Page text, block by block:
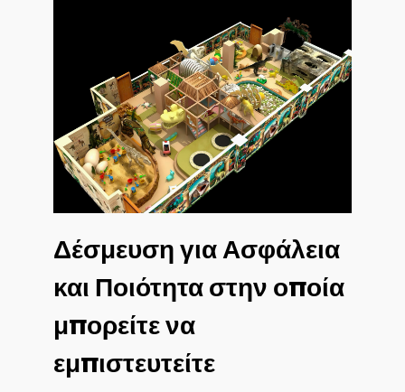
Δέσμευση για Ασφάλεια
και Ποιότητα στην οποία
μπορείτε να
εμπιστευτείτε